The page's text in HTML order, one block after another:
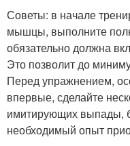
Советы: в начале
мышцы, выполните
обязательно должна
Это позволит до
Перед упражнением,
впервые, сделайте
имитирующих выпады,
необходимый опыт